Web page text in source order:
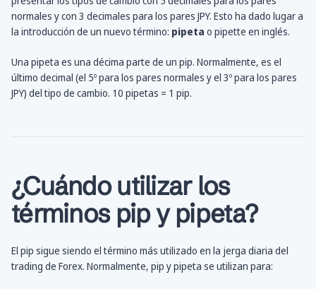
normales y con 3 decimales para los pares JPY. Esto ha dado lugar a
la introducción de un nuevo término: pipeta o pipette en inglés.
Una pipeta es una décima parte de un pip. Normalmente, es el
último decimal (el 5º para los pares normales y el 3º para los pares
JPY) del tipo de cambio. 10 pipetas = 1 pip.
¿Cuándo utilizar los
términos pip y pipeta?
El pip sigue siendo el término más utilizado en la jerga diaria del
trading de Forex. Normalmente, pip y pipeta se utilizan para: